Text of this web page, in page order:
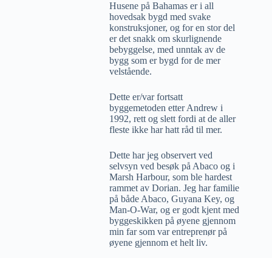
Husene på Bahamas er i all
hovedsak bygd med svake
konstruksjoner, og for en stor del
er det snakk om skurlignende
bebyggelse, med unntak av de
bygg som er bygd for de mer
velstående.
Dette er/var fortsatt
byggemetoden etter Andrew i
1992, rett og slett fordi at de aller
fleste ikke har hatt råd til mer.
Dette har jeg observert ved
selvsyn ved besøk på Abaco og i
Marsh Harbour, som ble hardest
rammet av Dorian. Jeg har familie
på både Abaco, Guyana Key, og
Man-O-War, og er godt kjent med
byggeskikken på øyene gjennom
min far som var entreprenør på
øyene gjennom et helt liv.